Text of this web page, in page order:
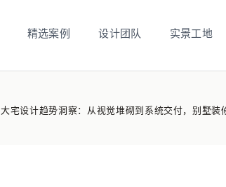
精选案例 设计团队 实景工地
宅设计趋势洞察：从视觉堆砌到系统交付，别墅装